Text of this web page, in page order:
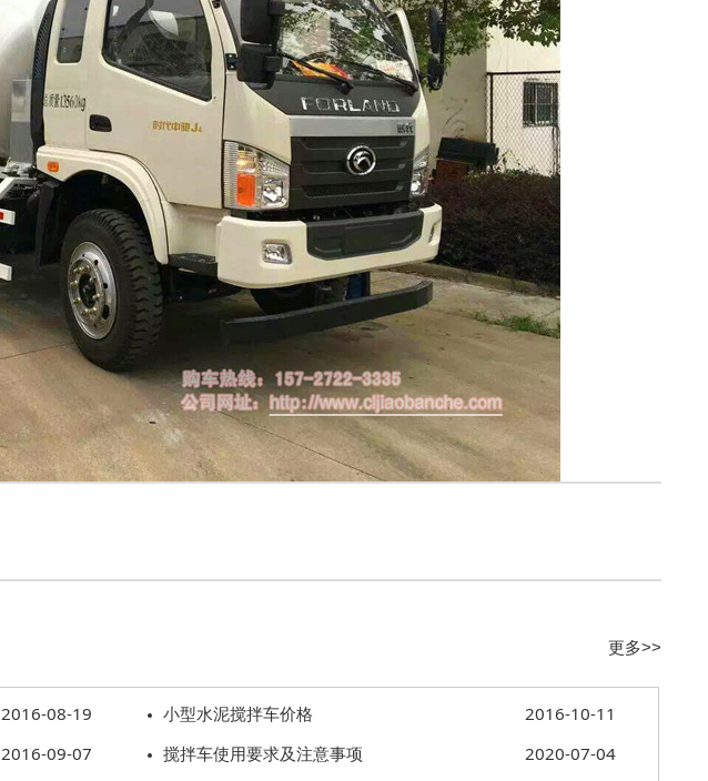
更多>>
2016-08-19 2016-10-11
小型水泥搅拌车价格
2016-09-07
2020-07-04
搅拌车使用要求及注意事项